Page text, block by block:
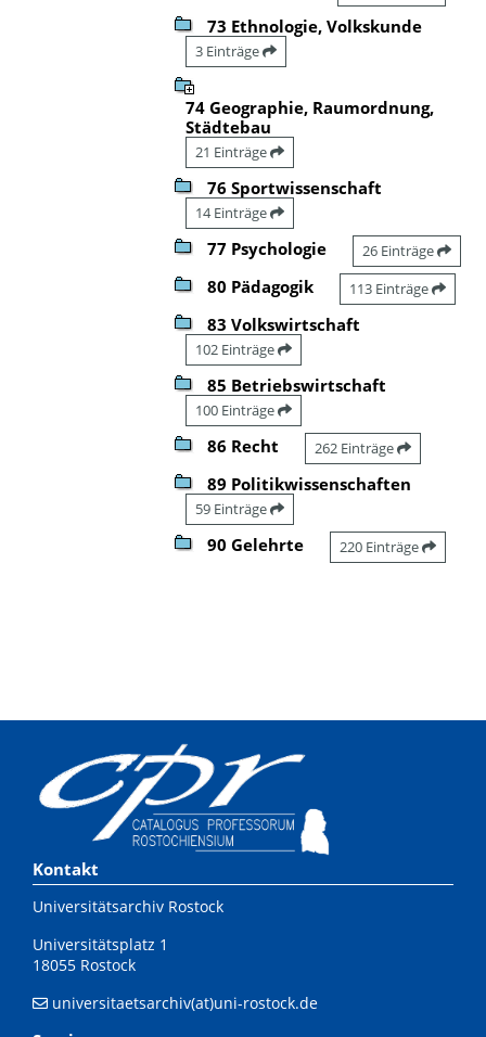
73 Ethnologie, Volkskunde
3 Einträge
74 Geographie, Raumordnung,
Städtebau
21 Einträge
76 Sportwissenschaft
14 Einträge
77 Psychologie 26 Einträge
80 Pädagogik 113 Einträge
83 Volkswirtschaft
102 Einträge
85 Betriebswirtschaft
100 Einträge
86 Recht 262 Einträge
89 Politikwissenschaften
59 Einträge
90 Gelehrte 220 Einträge
Kontakt
Universitätsarchiv Rostock
Universitätsplatz 1
18055 Rostock
universitaetsarchiv(at)uni-rostock.de